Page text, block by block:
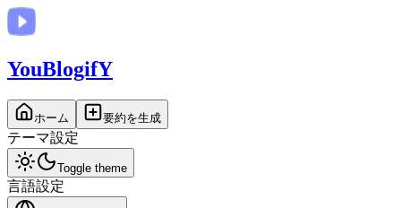
YouBlogifY
ホーム 要約を生成
テーマ設定
Toggle theme
言語設定